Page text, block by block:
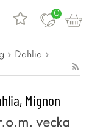
0
Dahlia
Mignon
vecka